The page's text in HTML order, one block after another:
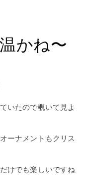
かね〜
ーナメントもクリス
けでも楽しいですね